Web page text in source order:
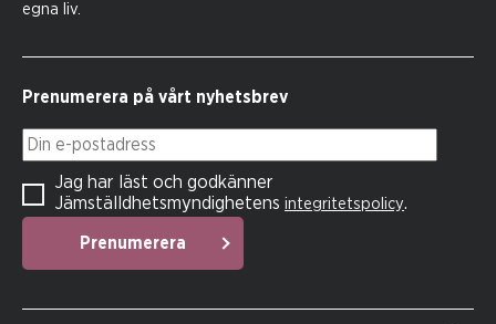
egna liv.
Prenumerera på vårt nyhetsbrev
Din e-postadress
Prenumerera
Jag har läst och godkänner
Jämställdhetsmyndighetens integritetspolicy.